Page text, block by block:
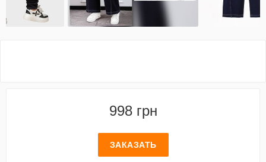
998 грн
ЗАКАЗАТЬ